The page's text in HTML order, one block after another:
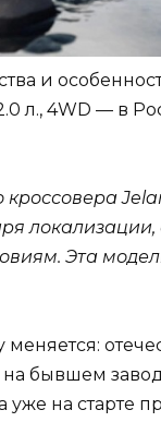
и
л., 4WD — в
кроссовера
Эта
бывшем
уже на старте